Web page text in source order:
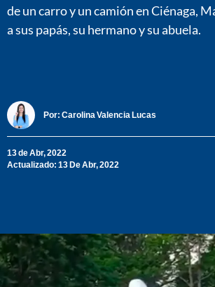
de un carro y un camión en Ciénaga,
a sus papás, su hermano y su abuela.
Por: Carolina Valencia Lucas
13 de Abr, 2022
Actualizado: 13 De Abr, 2022